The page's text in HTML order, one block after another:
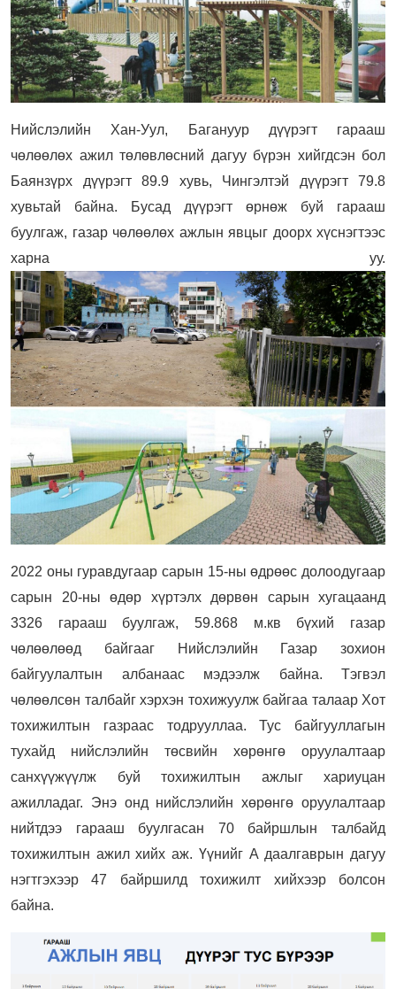
Нийслэлийн Хан-Уул, Багануур дүүрэгт гарааш
чөлөөлөх ажил төлөвлөсний дагуу бүрэн хийгдсэн бол
Баянзүрх дүүрэгт 89.9 хувь, Чингэлтэй дүүрэгт 79.8
хувьтай байна. Бусад дүүрэгт өрнөж буй гарааш
буулгаж, газар чөлөөлөх ажлын явцыг доорх хүснэгтээс
харна уу.
2022 оны гуравдугаар сарын 15-ны өдрөөс долоодугаар
сарын 20-ны өдөр хүртэлх дөрвөн сарын хугацаанд
3326 гарааш буулгаж, 59.868 м.кв бүхий газар
чөлөөлөөд байгааг Нийслэлийн Газар зохион
байгуулалтын албанаас мэдээлж байна. Тэгвэл
чөлөөлсөн талбайг хэрхэн тохижуулж байгаа талаар Хот
тохижилтын газраас тодрууллаа. Тус байгууллагын
тухайд нийслэлийн төсвийн хөрөнгө оруулалтаар
санхүүжүүлж буй тохижилтын ажлыг хариуцан
ажилладаг. Энэ онд нийслэлийн хөрөнгө оруулалтаар
нийтдээ гарааш буулгасан 70 байршлын талбайд
тохижилтын ажил хийх аж. Үүнийг А даалгаврын дагуу
нэгтгэхээр 47 байршилд тохижилт хийхээр болсон
байна.